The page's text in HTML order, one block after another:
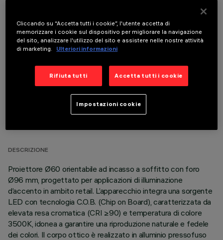
COMPONENTI OPZIONALI
DATI TECNICI
DESCRIZIONE
Proiettore Ø60 orientabile ad incasso a soffitto con foro
Ø96 mm, progettato per applicazioni di illuminazione
d’accento in ambito retail. L’apparecchio integra una sorgente
LED con tecnologia C.O.B. (Chip on Board), caratterizzata da
elevata resa cromatica (CRI ≥90) e temperatura di colore
3500K, idonea a garantire una riproduzione naturale e fedele
dei colori. Il corpo ottico è realizzato in alluminio pressofuso
Cliccando su “Accetta tutti i cookie”, l'utente accetta di
memorizzare i cookie sul dispositivo per migliorare la navigazione
del sito, analizzare l'utilizzo del sito e assistere nelle nostre attività
di marketing.
Ulteriori informazioni
Rifiuta tutti Accetta tutti i cookie
Impostazioni cookie